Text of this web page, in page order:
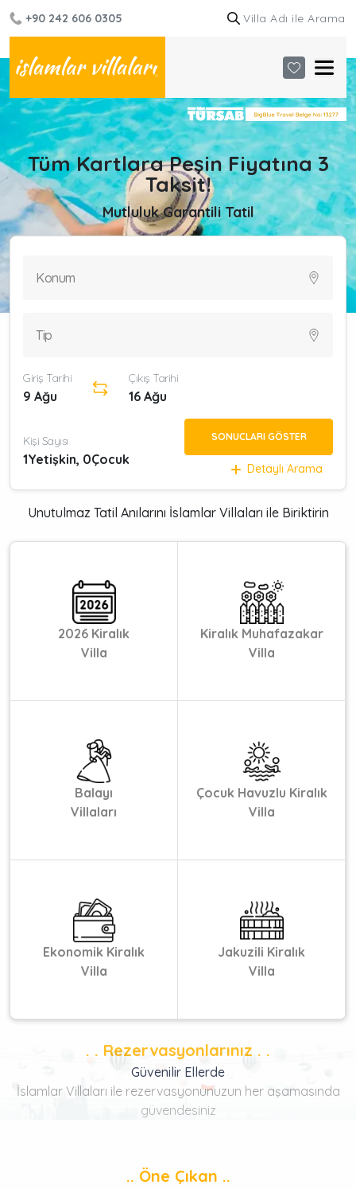
+90 242 606 0305
Tüm Kartlara Peşin Fiyatına 3
Taksit!
Mutluluk Garantili Tatil
Konum
Tip
Giriş Tarihi
9 Ağu
Çıkış Tarihi
16 Ağu
Kişi Sayısı
1Yetişkin, 0Çocuk
SONUCLARI GÖSTER
Detaylı Arama
Unutulmaz Tatil Anılarını İslamlar Villaları ile Biriktirin
2026 Kiralık
Villa
Kiralık Muhafazakar
Villa
Balayı
Villaları
Çocuk Havuzlu Kiralık
Villa
Ekonomik Kiralık
Villa
Jakuzili Kiralık
Villa
. . Rezervasyonlarınız . .
Güvenilir Ellerde
İslamlar Villaları ile rezervasyonunuzun her aşamasında
güvendesiniz
.. Öne Çıkan ..